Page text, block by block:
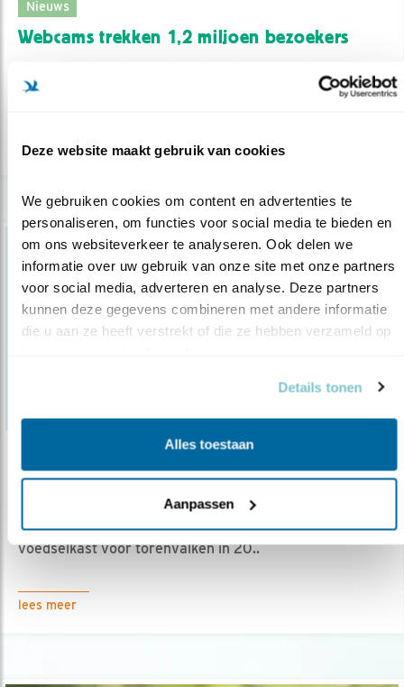
Deze website maakt gebruik van cookies
We gebruiken cookies om content en advertenties te
personaliseren, om functies voor social media te bieden en
om ons websiteverkeer te analyseren. Ook delen we
informatie over uw gebruik van onze site met onze partners
voor social media, adverteren en analyse. Deze partners
kunnen deze gegevens combineren met andere informatie
die u aan ze heeft verstrekt of die ze hebben verzameld op
Details tonen
Alles toestaan
Aanpassen
Nieuws
Webcams trekken 1,2 miljoen bezoekers
Vogelbescherming Nederland, heeft di..
lees meer
Weerstaan torenvalken de muizenschaarste..
14.07.15Na het uitbundige muizenjaar 2014, is de
voedselkast voor torenvalken in 20..
lees meer